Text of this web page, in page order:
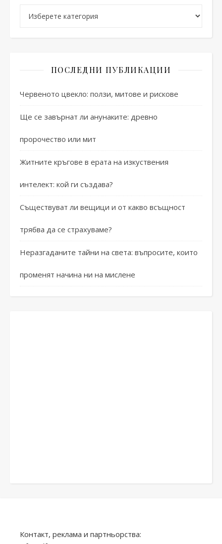
ПОСЛЕДНИ ПУБЛИКАЦИИ
Червеното цвекло: ползи, митове и рискове
Ще се завърнат ли анунаките: древно
пророчество или мит
Житните кръгове в ерата на изкуствения
интелект: кой ги създава?
Съществуват ли вещици и от какво всъщност
трябва да се страхуваме?
Неразгаданите тайни на света: въпросите, които
променят начина ни на мислене
Контакт, реклама и партньорства: